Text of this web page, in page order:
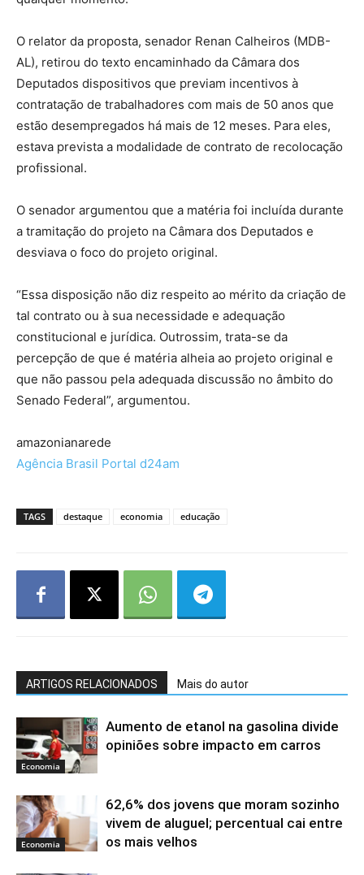
O relator da proposta, senador Renan Calheiros (MDB-
AL), retirou do texto encaminhado da Câmara dos
Deputados dispositivos que previam incentivos à
contratação de trabalhadores com mais de 50 anos que
estão desempregados há mais de 12 meses. Para eles,
estava prevista a modalidade de contrato de recolocação
profissional.
O senador argumentou que a matéria foi incluída durante
a tramitação do projeto na Câmara dos Deputados e
desviava o foco do projeto original.
“Essa disposição não diz respeito ao mérito da criação de
tal contrato ou à sua necessidade e adequação
constitucional e jurídica. Outrossim, trata-se da
percepção de que é matéria alheia ao projeto original e
que não passou pela adequada discussão no âmbito do
Senado Federal”, argumentou.
amazonianarede
Agência Brasil Portal d24am
TAGS destaque economia educação
ARTIGOS RELACIONADOS Mais do autor
Economia
Aumento de etanol na gasolina divide
opiniões sobre impacto em carros
Economia
62,6% dos jovens que moram sozinho
vivem de aluguel; percentual cai entre
os mais velhos